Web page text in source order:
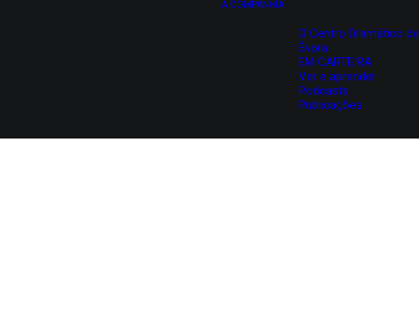
A COMPANHIA
O Centro Dramático de
Évora
EM CARTEIRA
Ver e aprender
Podcasts
Publicações